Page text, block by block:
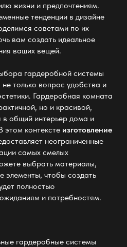
жизни и предпочтениям.
тенденции в дизайне
советами по их
вам создать идеальное
ваших вещей.
гардеробной системы
только вопрос удобства и
Гардеробная комната
но и красивой,
в общий интерьер дома и
этом контексте изготовление
неограниченные
самых смелых
выбрать материалы,
элементы, чтобы создать
полностью
и потребностям.
гардеробные системы